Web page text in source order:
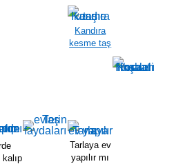
Kandıra
kesme taş
Tarlaya ev
yapılır mı